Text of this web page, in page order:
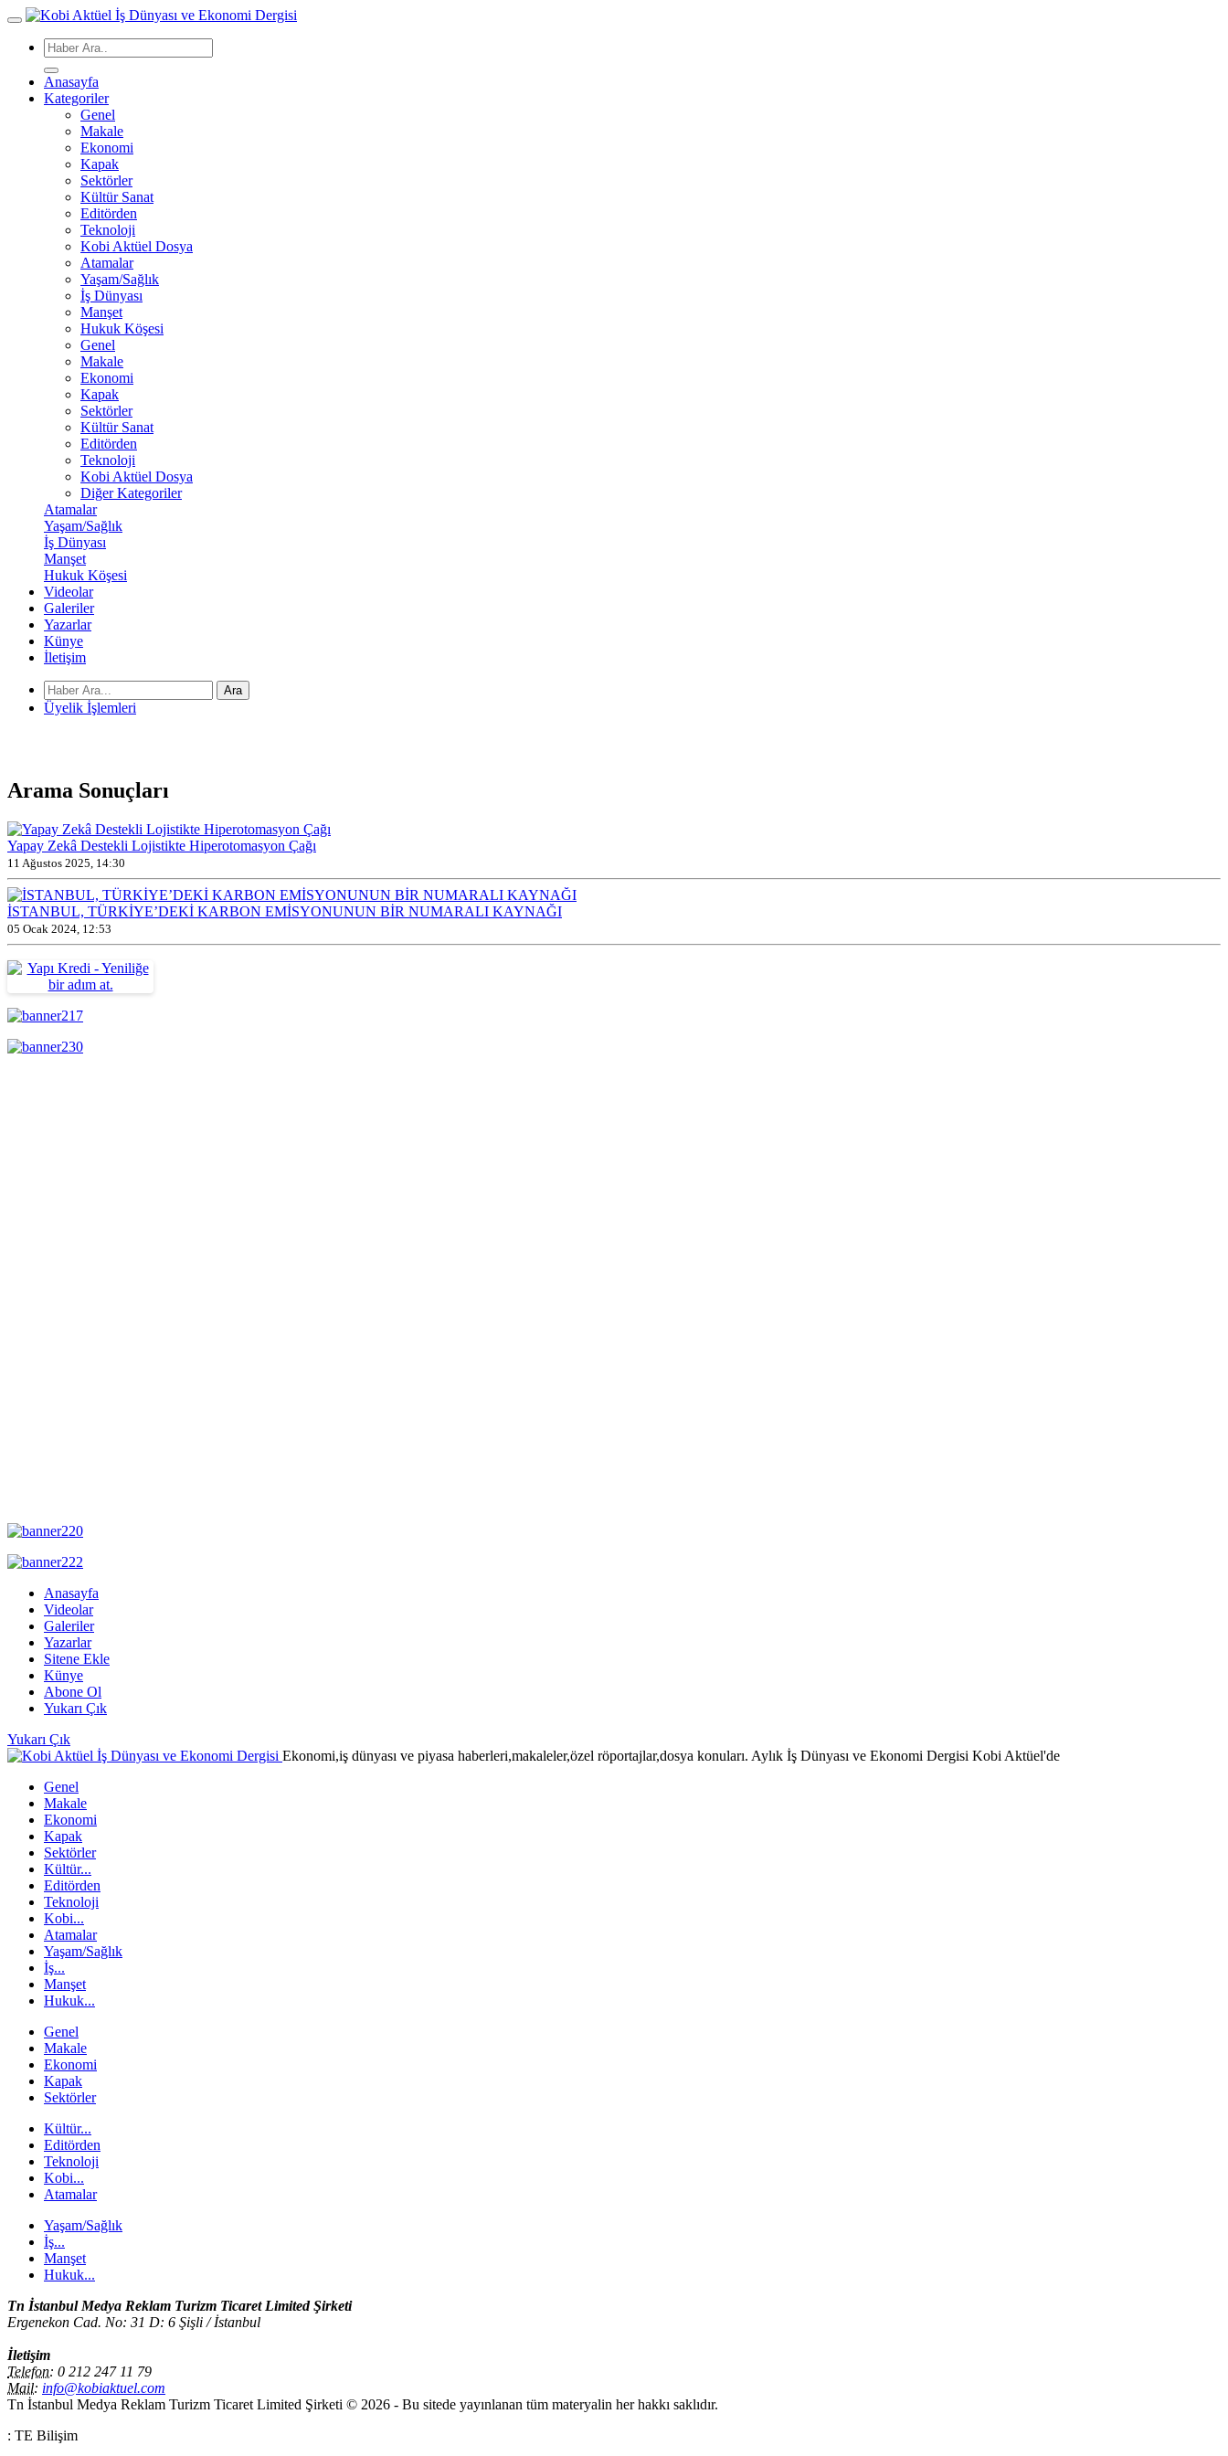
Anasayfa
Kategoriler
Genel
Makale
Ekonomi
Kapak
Sektörler
Kültür Sanat
Editörden
Teknoloji
Kobi Aktüel Dosya
Atamalar
Yaşam/Sağlık
İş Dünyası
Manşet
Hukuk Köşesi
Genel
Makale
Ekonomi
Kapak
Sektörler
Kültür Sanat
Editörden
Teknoloji
Kobi Aktüel Dosya
Diğer Kategoriler
Atamalar
Yaşam/Sağlık
İş Dünyası
Manşet
Hukuk Köşesi
Videolar
Galeriler
Yazarlar
Künye
İletişim
Ara
Üyelik İşlemleri
Arama Sonuçları
Yapay Zekâ Destekli Lojistikte Hiperotomasyon Çağı
11 Ağustos 2025, 14:30
İSTANBUL, TÜRKİYE’DEKİ KARBON EMİSYONUNUN BİR NUMARALI KAYNAĞI
05 Ocak 2024, 12:53
Anasayfa
Videolar
Galeriler
Yazarlar
Sitene Ekle
Künye
Abone Ol
Yukarı Çık
Yukarı Çık
Ekonomi,iş dünyası ve piyasa haberleri,makaleler,özel röportajlar,dosya konuları. Aylık İş Dünyası ve Ekonomi Dergisi Kobi Aktüel'de
Genel
Makale
Ekonomi
Kapak
Sektörler
Kültür...
Editörden
Teknoloji
Kobi...
Atamalar
Yaşam/Sağlık
İş...
Manşet
Hukuk...
Genel
Makale
Ekonomi
Kapak
Sektörler
Kültür...
Editörden
Teknoloji
Kobi...
Atamalar
Yaşam/Sağlık
İş...
Manşet
Hukuk...
Tn İstanbul Medya Reklam Turizm Ticaret Limited Şirketi
Ergenekon Cad. No: 31 D: 6 Şişli / İstanbul
İletişim
Telefon: 0 212 247 11 79
Mail: info@kobiaktuel.com
Tn İstanbul Medya Reklam Turizm Ticaret Limited Şirketi © 2026 - Bu sitede yayınlanan tüm materyalin her hakkı saklıdır.
: TE Bilişim